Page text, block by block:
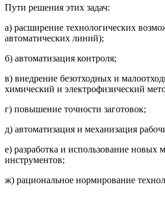
Пути решения этих задач:
а) расширение технологических
автоматических линий);
б) автоматизация контроля;
в) внедрение безотходных и
химический и электрофизический
г) повышение точности заготовок;
д) автоматизация и механизация
е) разработка и использование
инструментов;
ж) рациональное нормирование